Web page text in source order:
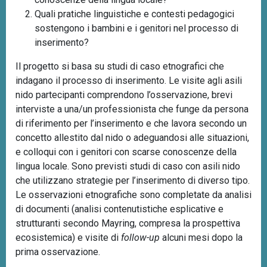
Quali pratiche linguistiche e contesti pedagogici
sostengono i bambini e i genitori nel processo di
inserimento?
Il progetto si basa su studi di caso etnografici che
indagano il processo di inserimento. Le visite agli asili
nido partecipanti comprendono l’osservazione, brevi
interviste a una/un professionista che funge da persona
di riferimento per l’inserimento e che lavora secondo un
concetto allestito dal nido o adeguandosi alle situazioni,
e colloqui con i genitori con scarse conoscenze della
lingua locale. Sono previsti studi di caso con asili nido
che utilizzano strategie per l’inserimento di diverso tipo.
Le osservazioni etnografiche sono completate da analisi
di documenti (analisi contenutistiche esplicative e
strutturanti secondo Mayring, compresa la prospettiva
ecosistemica) e visite di follow-up alcuni mesi dopo la
prima osservazione.